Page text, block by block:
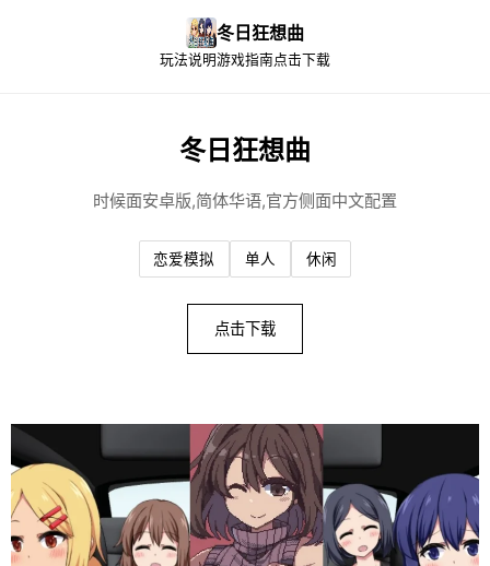
冬日狂想曲
玩法说明游戏指南点击下载
冬日狂想曲
时候面安卓版,简体华语,官方侧面中文配置
恋爱模拟 单人 休闲
点击下载